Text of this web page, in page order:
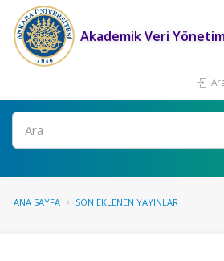
Akademik Veri
Ara
ANA SAYFA SON EKLENEN YAYINLAR